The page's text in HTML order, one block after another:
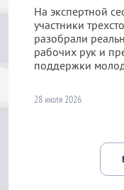
На экспертной
участники
разобрали
рабочих рук и
поддержки
28 июля 2026